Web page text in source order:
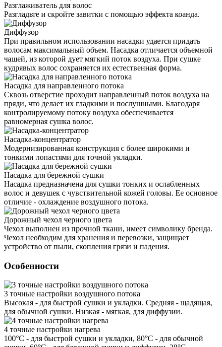
Разглаживатель для волос
Разгладьте и скройте завитки с помощью эффекта коанда.
Диффузор
При правильном использовании насадки удается придать
волосам максимальный объем. Насадка отличается объемной
чашей, из которой дует мягкий поток воздуха. При сушке
кудрявых волос сохраняется их естественная форма.
Насадка для направленного потока
Сквозь отверстие проходит направленный поток воздуха на
пряди, что делает их гладкими и послушными. Благодаря
контролируемому потоку воздуха обеспечивается
равномерная сушка волос.
Насадка-концентратор
Модернизированная конструкция с более широкими и
тонкими лопастями для точной укладки.
Насадка для бережной сушки
Насадка предназначена для сушки тонких и ослабленных
волос и девушек с чувствительной кожей головы. Ее основное
отличие - охлаждение воздушного потока.
Дорожный чехол черного цвета
Чехол выполнен из прочной ткани, имеет символику бренда.
Чехол необходим для хранения и перевозки, защищает
устройство от пыли, скопления грязи и падения.
Особенности
3 точные настройки воздушного потока
Высокая - для быстрой сушки и укладки. Средняя - щадящая,
для обычной сушки. Низкая - мягкая, для диффузии.
4 точные настройки нагрева
100°C - для быстрой сушки и укладки, 80°C - для обычной